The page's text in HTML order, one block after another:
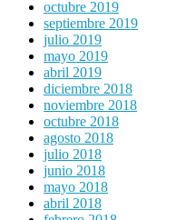
octubre 2019
septiembre 2019
julio 2019
mayo 2019
abril 2019
diciembre 2018
noviembre 2018
octubre 2018
agosto 2018
julio 2018
junio 2018
mayo 2018
abril 2018